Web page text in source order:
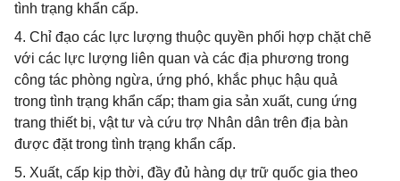
tình trạng khẩn cấp.
4. Chỉ đạo các lực lượng thuộc quyền phối hợp chặt chẽ
với các lực lượng liên quan và các địa phương trong
công tác phòng ngừa, ứng phó, khắc phục hậu quả
trong tình trạng khẩn cấp; tham gia sản xuất, cung ứng
trang thiết bị, vật tư và cứu trợ Nhân dân trên địa bàn
được đặt trong tình trạng khẩn cấp.
5. Xuất, cấp kịp thời, đầy đủ hàng dự trữ quốc gia theo